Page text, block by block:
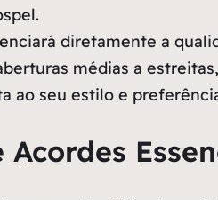
diretamente a
médias a
ao seu estilo e
Acordes